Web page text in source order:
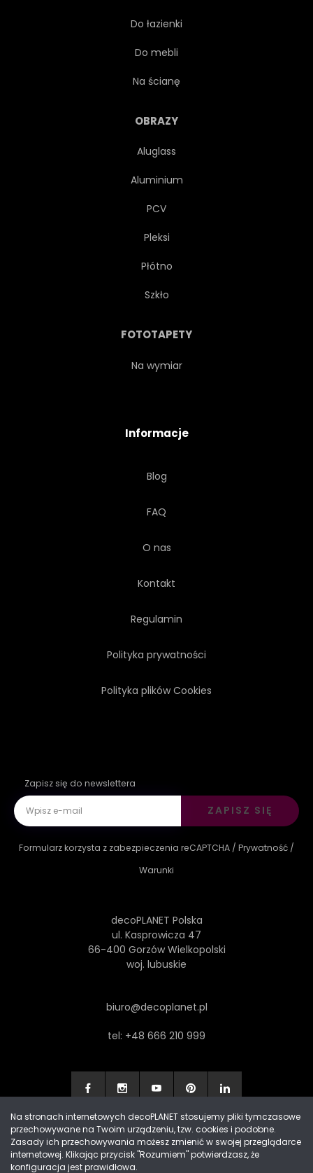
Do łazienki
Do mebli
Na ścianę
OBRAZY
Aluglass
Aluminium
PCV
Pleksi
Płótno
Szkło
FOTOTAPETY
Na wymiar
Informacje
Blog
FAQ
O nas
Kontakt
Regulamin
Polityka prywatności
Polityka plików Cookies
Zapisz się do newslettera
ZAPISZ SIĘ
Formularz korzysta z zabezpieczenia reCAPTCHA / Prywatność /
Warunki
decoPLANET Polska
ul. Kasprowicza 47
66-400 Gorzów Wielkopolski
woj. lubuskie
biuro@decoplanet.pl
tel: +48 666 210 999
Made with by Progres Media & decoPLANET
Na stronach internetowych decoPLANET stosujemy pliki tymczasowe
przechowywane na Twoim urządzeniu, tzw. cookies i podobne.
Zasady ich przechowywania możesz zmienić w swojej przeglądarce
internetowej. Klikając przycisk "Rozumiem" potwierdzasz, że
konfiguracja jest prawidłowa.